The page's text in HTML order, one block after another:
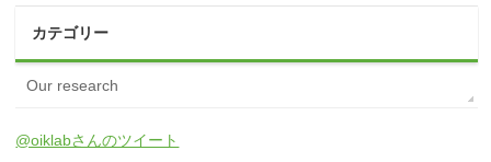
カテゴリー
Our research
@oiklabさんのツイート